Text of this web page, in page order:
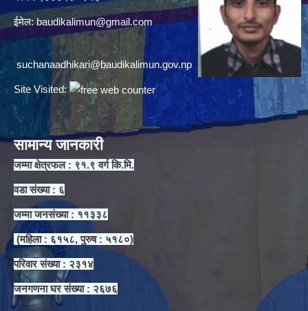
ईमेल: baudikalimun@gmail.com
suchanaadhikari@baudikalimun.gov.np
Site Visited:
सामान्य जानकारी
जम्मा क्षेत्रफल : ९१.९ वर्ग कि.मि.
वडा संख्या : ६
जम्मा जनसंख्या : ११३३८
(महिला : ६१५८, पुरुष : ५१८०)
परिवार संख्या : २३१४
जनगणना घर संख्या : २६७६